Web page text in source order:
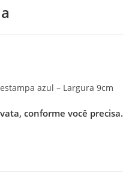
azul – Largura 9cm
conforme você precisa.